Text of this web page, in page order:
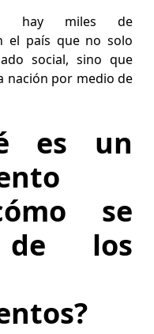
hay miles de
el país que no solo
social, sino que
nación por medio de
es un
se
de los